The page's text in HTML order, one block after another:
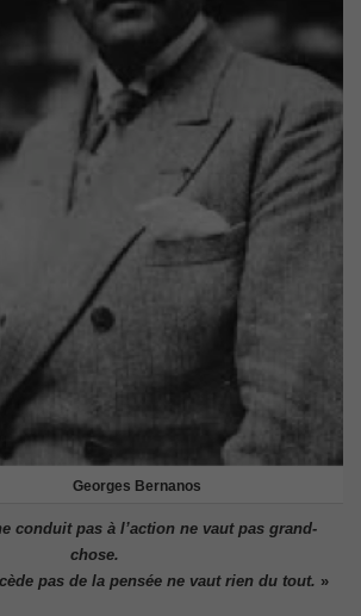
Georges Bernanos
conduit pas à l’action ne vaut pas grand-
chose.
pas de la pensée ne vaut rien du tout. »